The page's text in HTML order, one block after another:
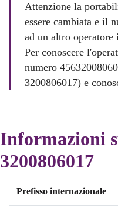
Attenzione la
essere cambiata e il
ad un altro operatore
Per conoscere
numero
3200806017) e
Informazioni
3200806017
Prefisso internazionale